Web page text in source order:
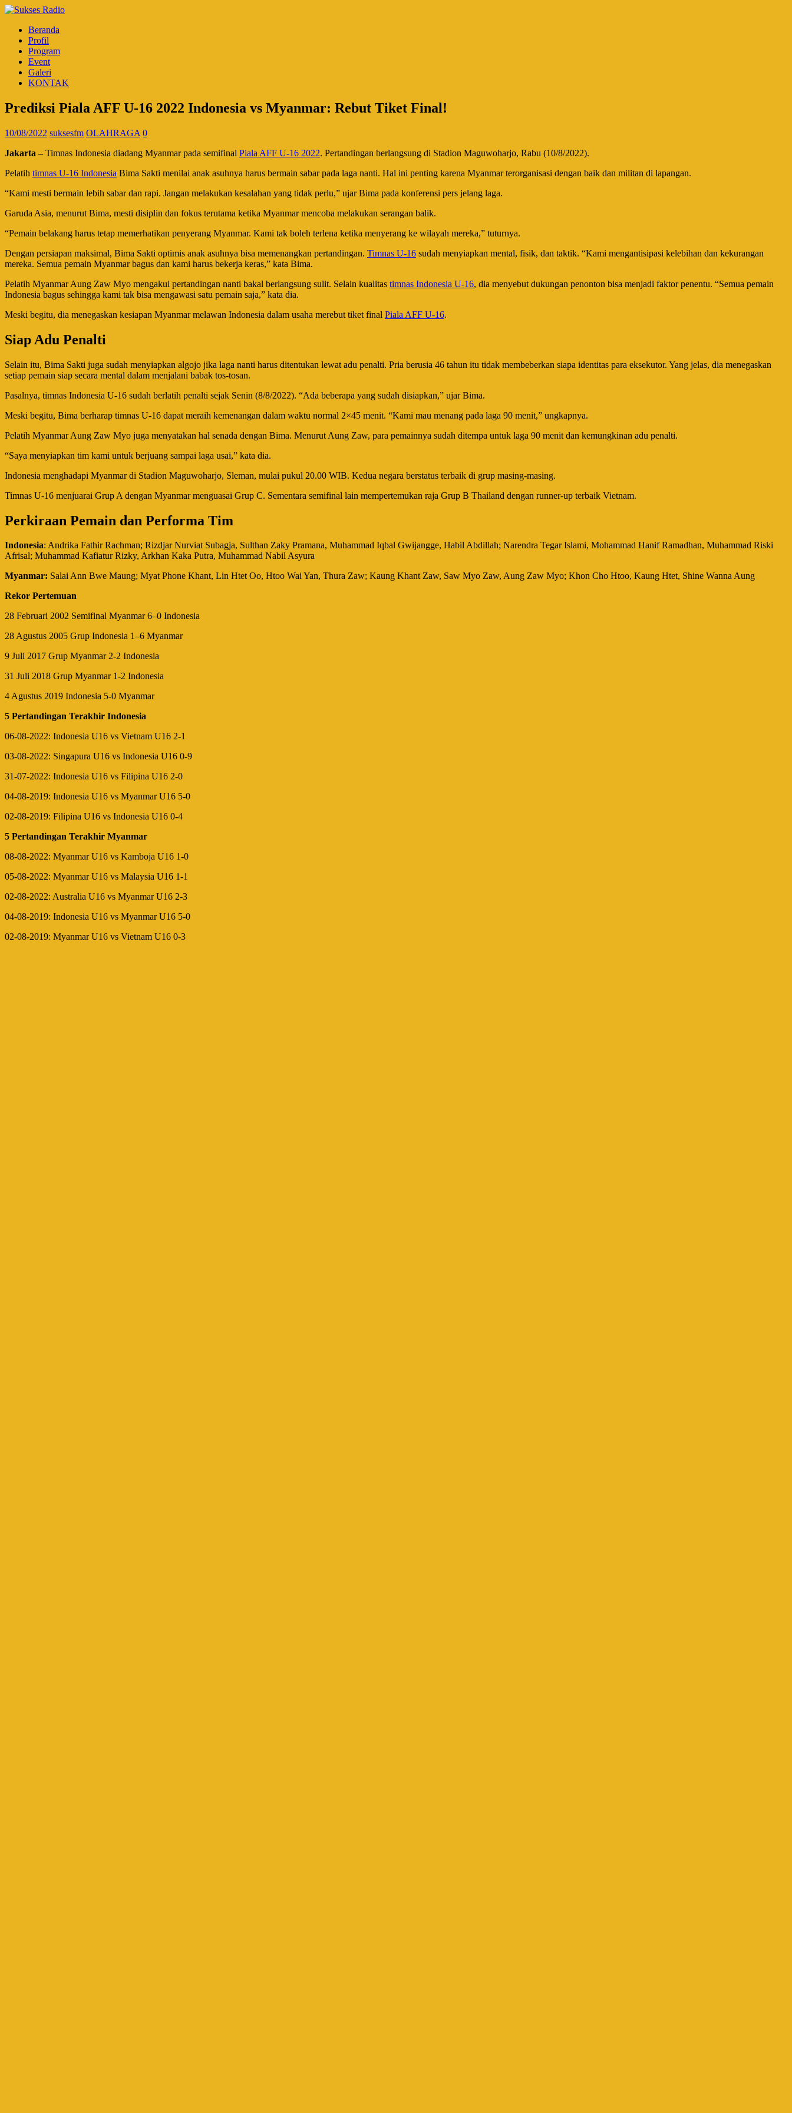
Beranda
Profil
Program
Event
Galeri
KONTAK
Prediksi Piala AFF U-16 2022 Indonesia vs Myanmar: Rebut Tiket Final!
10/08/2022 suksesfm OLAHRAGA 0
Jakarta –Timnas Indonesia diadang Myanmar pada semifinal Piala AFF U-16 2022. Pertandingan berlangsung di Stadion Maguwoharjo, Rabu (10/8/2022).
Pelatih timnas U-16 Indonesia Bima Sakti menilai anak asuhnya harus bermain sabar pada laga nanti. Hal ini penting karena Myanmar terorganisasi dengan baik dan militan di lapangan.
“Kami mesti bermain lebih sabar dan rapi. Jangan melakukan kesalahan yang tidak perlu,” ujar Bima pada konferensi pers jelang laga.
Garuda Asia, menurut Bima, mesti disiplin dan fokus terutama ketika Myanmar mencoba melakukan serangan balik.
“Pemain belakang harus tetap memerhatikan penyerang Myanmar. Kami tak boleh terlena ketika menyerang ke wilayah mereka,” tuturnya.
Dengan persiapan maksimal, Bima Sakti optimis anak asuhnya bisa memenangkan pertandingan. Timnas U-16 sudah menyiapkan mental, fisik, dan taktik. “Kami mengantisipasi kelebihan dan kekurangan
mereka. Semua pemain Myanmar bagus dan kami harus bekerja keras,” kata Bima.
Pelatih Myanmar Aung Zaw Myo mengakui pertandingan nanti bakal berlangsung sulit. Selain kualitas timnas Indonesia U-16, dia menyebut dukungan penonton bisa menjadi faktor penentu. “Semua pemain
Indonesia bagus sehingga kami tak bisa mengawasi satu pemain saja,” kata dia.
Meski begitu, dia menegaskan kesiapan Myanmar melawan Indonesia dalam usaha merebut tiket final Piala AFF U-16.
Siap Adu Penalti
Selain itu, Bima Sakti juga sudah menyiapkan algojo jika laga nanti harus ditentukan lewat adu penalti. Pria berusia 46 tahun itu tidak membeberkan siapa identitas para eksekutor. Yang jelas, dia menegaskan
setiap pemain siap secara mental dalam menjalani babak tos-tosan.
Pasalnya, timnas Indonesia U-16 sudah berlatih penalti sejak Senin (8/8/2022). “Ada beberapa yang sudah disiapkan,” ujar Bima.
Meski begitu, Bima berharap timnas U-16 dapat meraih kemenangan dalam waktu normal 2×45 menit. “Kami mau menang pada laga 90 menit,” ungkapnya.
Pelatih Myanmar Aung Zaw Myo juga menyatakan hal senada dengan Bima. Menurut Aung Zaw, para pemainnya sudah ditempa untuk laga 90 menit dan kemungkinan adu penalti.
“Saya menyiapkan tim kami untuk berjuang sampai laga usai,” kata dia.
Indonesia menghadapi Myanmar di Stadion Maguwoharjo, Sleman, mulai pukul 20.00 WIB. Kedua negara berstatus terbaik di grup masing-masing.
Timnas U-16 menjuarai Grup A dengan Myanmar menguasai Grup C. Sementara semifinal lain mempertemukan raja Grup B Thailand dengan runner-up terbaik Vietnam.
Perkiraan Pemain dan Performa Tim
Indonesia: Andrika Fathir Rachman; Rizdjar Nurviat Subagja, Sulthan Zaky Pramana, Muhammad Iqbal Gwijangge, Habil Abdillah; Narendra Tegar Islami, Mohammad Hanif Ramadhan, Muhammad Riski
Afrisal; Muhammad Kafiatur Rizky, Arkhan Kaka Putra, Muhammad Nabil Asyura
Myanmar: Salai Ann Bwe Maung; Myat Phone Khant, Lin Htet Oo, Htoo Wai Yan, Thura Zaw; Kaung Khant Zaw, Saw Myo Zaw, Aung Zaw Myo; Khon Cho Htoo, Kaung Htet, Shine Wanna Aung
Rekor Pertemuan
28 Februari 2002 Semifinal Myanmar 6–0 Indonesia
28 Agustus 2005 Grup Indonesia 1–6 Myanmar
9 Juli 2017 Grup Myanmar 2-2 Indonesia
31 Juli 2018 Grup Myanmar 1-2 Indonesia
4 Agustus 2019 Indonesia 5-0 Myanmar
5 Pertandingan Terakhir Indonesia
06-08-2022: Indonesia U16 vs Vietnam U16 2-1
03-08-2022: Singapura U16 vs Indonesia U16 0-9
31-07-2022: Indonesia U16 vs Filipina U16 2-0
04-08-2019: Indonesia U16 vs Myanmar U16 5-0
02-08-2019: Filipina U16 vs Indonesia U16 0-4
5 Pertandingan Terakhir Myanmar
08-08-2022: Myanmar U16 vs Kamboja U16 1-0
05-08-2022: Myanmar U16 vs Malaysia U16 1-1
02-08-2022: Australia U16 vs Myanmar U16 2-3
04-08-2019: Indonesia U16 vs Myanmar U16 5-0
02-08-2019: Myanmar U16 vs Vietnam U16 0-3